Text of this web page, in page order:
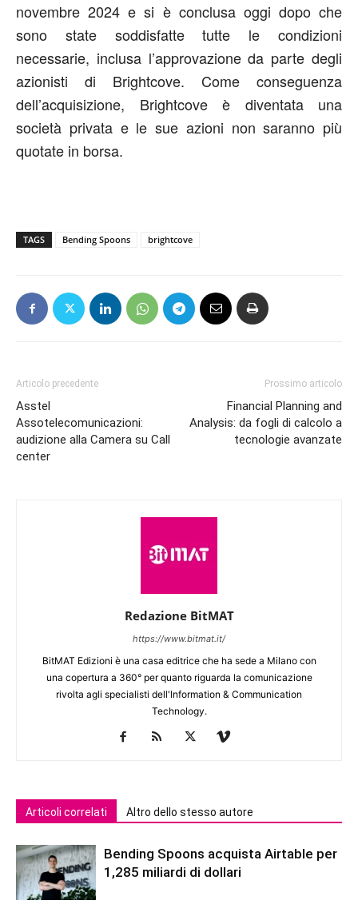
novembre 2024 e si è conclusa oggi dopo che
sono state soddisfatte tutte le condizioni
necessarie, inclusa l’approvazione da parte degli
azionisti di Brightcove. Come conseguenza
dell’acquisizione, Brightcove è diventata una
società privata e le sue azioni non saranno più
quotate in borsa.
TAGS Bending Spoons brightcove
Articolo precedente
Asstel
Assotelecomunicazioni:
audizione alla Camera su Call
center
Prossimo articolo
Financial Planning and
Analysis: da fogli di calcolo a
tecnologie avanzate
Redazione BitMAT
https://www.bitmat.it/
BitMAT Edizioni è una casa editrice che ha sede a Milano con
una copertura a 360° per quanto riguarda la comunicazione
rivolta agli specialisti dell'lnformation & Communication
Technology.
Articoli correlati Altro dello stesso autore
Bending Spoons acquista Airtable per
1,285 miliardi di dollari